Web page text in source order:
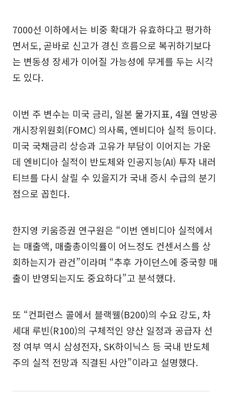
7000선 이하에서는 비중 확대가 유효하다고 평가하
면서도, 곧바로 신고가 경신 흐름으로 복귀하기보다
는 변동성 장세가 이어질 가능성에 무게를 두는 시각
도 있다.
이번 주 변수는 미국 금리, 일본 물가지표, 4월 연방공
개시장위원회(FOMC) 의사록, 엔비디아 실적 등이다.
미국 국채금리 상승과 고유가 부담이 이어지는 가운
데 엔비디아 실적이 반도체와 인공지능(AI) 투자 내러
티브를 다시 살릴 수 있을지가 국내 증시 수급의 분기
점으로 꼽힌다.
한지영 키움증권 연구원은 “이번 엔비디아 실적에서
는 매출액, 매출총이익률이 어느정도 컨센서스를 상
회하는지가 관건”이라며 “추후 가이던스에 중국향 매
출이 반영되는지도 중요하다”고 분석했다.
또 “컨퍼런스 콜에서 블랙웰(B200)의 수요 강도, 차
세대 루빈(R100)의 구체적인 양산 일정과 공급자 선
정 여부 역시 삼성전자, SK하이닉스 등 국내 반도체
주의 실적 전망과 직결된 사안”이라고 설명했다.